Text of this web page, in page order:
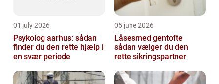
01 july 2026
Psykolog aarhus: sådan
finder du den rette hjælp i
en svær periode
05 june 2026
Låsesmed gentofte
sådan vælger du den
rette sikringspartner